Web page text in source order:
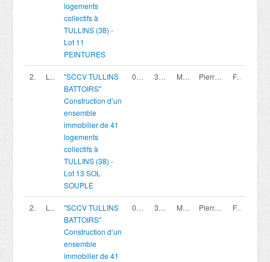
logements
collectifs à
TULLINS (38) -
Lot 11
PEINTURES
200420014 Lot 13
"SCCV TULLINS
BATTOIRS"
Construction d’un
ensemble
immobilier de 41
logements
collectifs à
TULLINS (38) -
Lot 13 SOL
SOUPLE
07/08/2026 30/09/2026 16:00 Marché privé Pierreval Agence Rhone Alpes France
200420013 Lot 12
"SCCV TULLINS
BATTOIRS"
Construction d’un
ensemble
immobilier de 41
07/08/2026 30/09/2026 16:00 Marché privé Pierreval Agence Rhone Alpes France